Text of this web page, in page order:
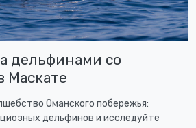
дельфинами со
Маскате
Оманского побережья:
дельфинов и исследуйте